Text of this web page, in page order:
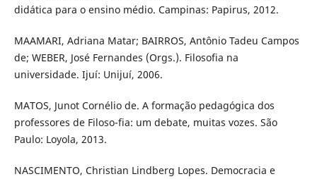
didática para o ensino médio. Campinas: Papirus, 2012.
MAAMARI, Adriana Matar; BAIRROS, Antônio Tadeu Campos
de; WEBER, José Fernandes (Orgs.). Filosofia na
universidade. Ijuí: Unijuí, 2006.
MATOS, Junot Cornélio de. A formação pedagógica dos
professores de Filoso-fia: um debate, muitas vozes. São
Paulo: Loyola, 2013.
NASCIMENTO, Christian Lindberg Lopes. Democracia e